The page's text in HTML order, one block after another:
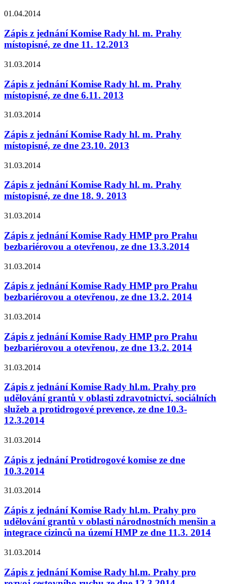
01.04.2014
Zápis z jednání Komise Rady hl. m. Prahy
místopisné, ze dne 11. 12.2013
31.03.2014
Zápis z jednání Komise Rady hl. m. Prahy
místopisné, ze dne 6.11. 2013
31.03.2014
Zápis z jednání Komise Rady hl. m. Prahy
místopisné, ze dne 23.10. 2013
31.03.2014
Zápis z jednání Komise Rady hl. m. Prahy
místopisné, ze dne 18. 9. 2013
31.03.2014
Zápis z jednání Komise Rady HMP pro Prahu
bezbariérovou a otevřenou, ze dne 13.3.2014
31.03.2014
Zápis z jednání Komise Rady HMP pro Prahu
bezbariérovou a otevřenou, ze dne 13.2. 2014
31.03.2014
Zápis z jednání Komise Rady HMP pro Prahu
bezbariérovou a otevřenou, ze dne 13.2. 2014
31.03.2014
Zápis z jednání Komise Rady hl.m. Prahy pro
udělování grantů v oblasti zdravotnictví, sociálních
služeb a protidrogové prevence, ze dne 10.3-
12.3.2014
31.03.2014
Zápis z jednání Protidrogové komise ze dne
10.3.2014
31.03.2014
Zápis z jednání Komise Rady hl.m. Prahy pro
udělování grantů v oblasti národnostních menšin a
integrace cizinců na území HMP ze dne 11.3. 2014
31.03.2014
Zápis z jednání Komise Rady hl.m. Prahy pro